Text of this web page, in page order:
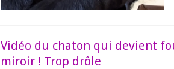
Vidéo du chaton qui devient
miroir ! Trop drôle